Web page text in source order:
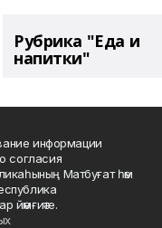
Рубрика "Еда и
напитки"
информации
согласия
Матбуғат һәм
йәмғиәте.